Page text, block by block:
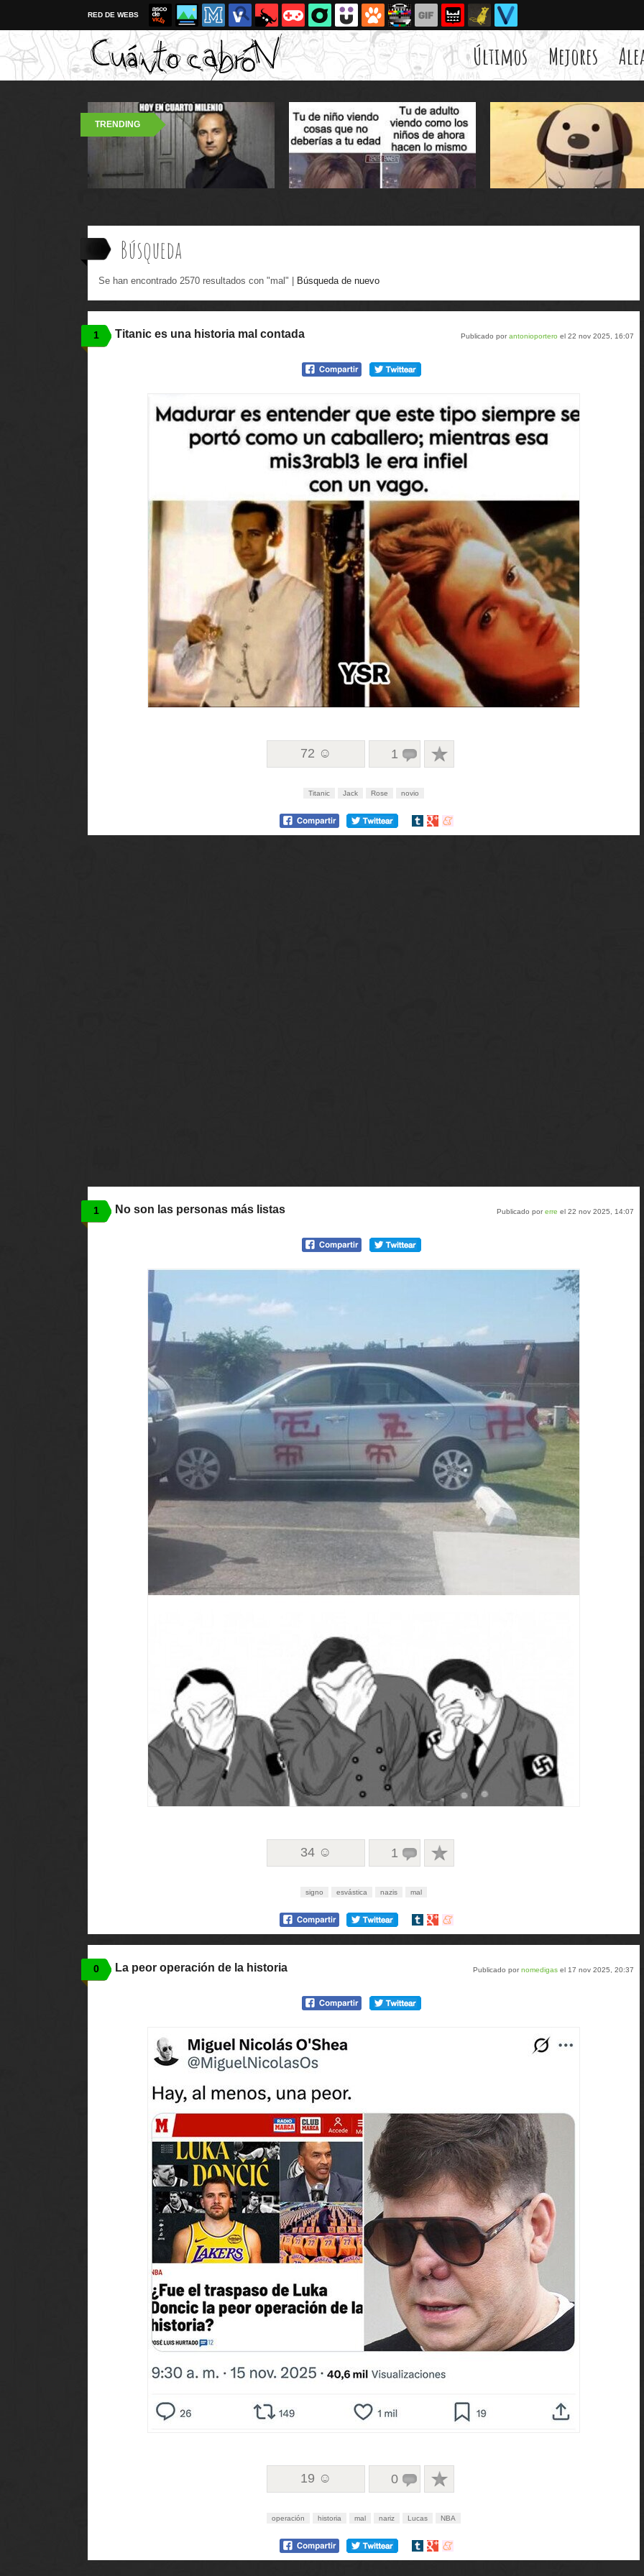
RED DE WEBS
Últimos Mejores
TRENDING
Búsqueda
Se han encontrado 2570 resultados con "mal" | Búsqueda de nuevo
1 Publicado porantonioportero el 22 nov 2025, 16:07
Titanic es una historia mal contada
72 ☺ 1
Titanic Jack Rose novio
Compartir
Compartir
Compartir
1 Publicado porerre el 22 nov 2025, 14:07
No son las personas más listas
34 ☺ 1
signo esvástica nazis mal
Compartir
Compartir
Compartir
0 Publicado pornomedigas el 17 nov 2025, 20:37
La peor operación de la historia
19 ☺ 0
operación historia mal nariz Lucas NBA
Compartir
Compartir
Compartir